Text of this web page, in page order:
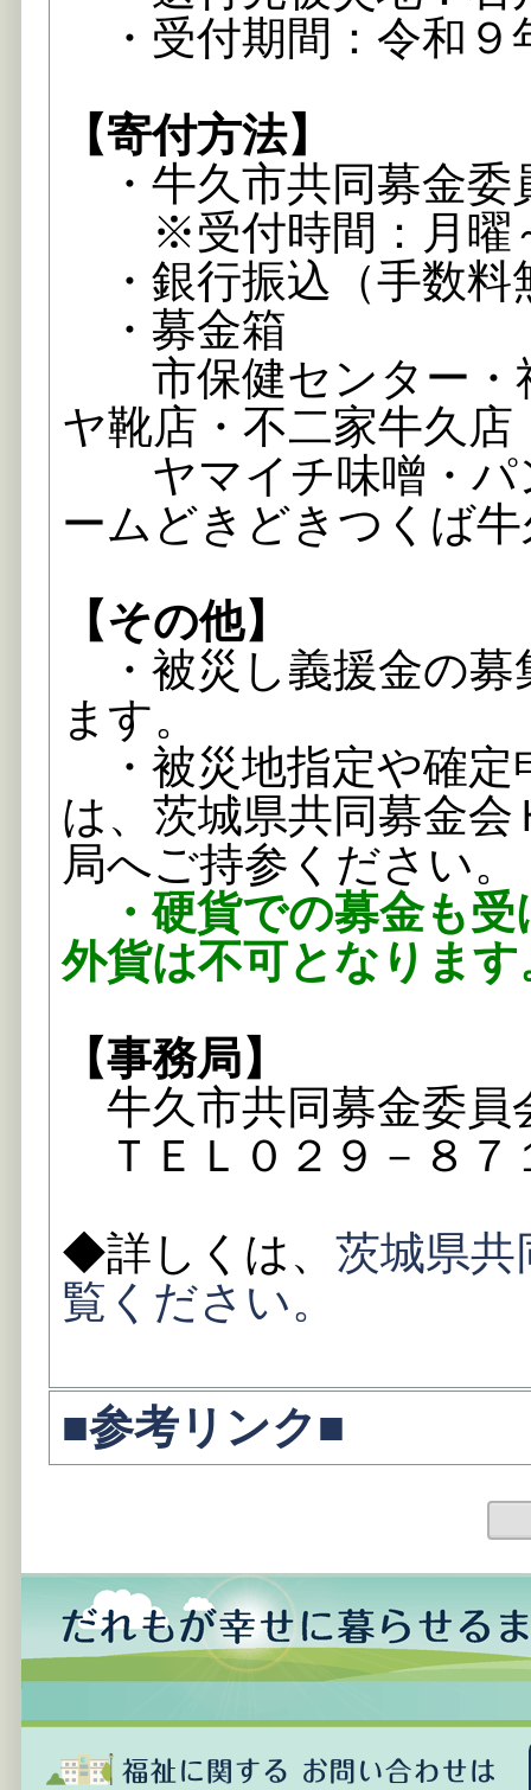
・受付期間：令和９
【寄付方法】
・牛久市共同募金委
※受付時間：月曜
・銀行振込（手数料
・募金箱
市保健センター・
ヤ靴店・不二家牛久店
ヤマイチ味噌・パ
ームどきどきつくば
【その他】
・被災し義援金の募
ます。
・被災地指定や確定
は、茨城県共同募金
局へご持参ください。
・硬貨での募金も
外貨は不可となります
【事務局】
牛久市共同募金委員
ＴＥＬ０２９－８７
◆詳しくは、 茨城県共
覧ください。
■参考リンク■